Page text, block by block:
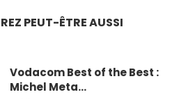
PEUT-ÊTRE AUSSI
Vodacom Best of the Best :
Michel Meta...